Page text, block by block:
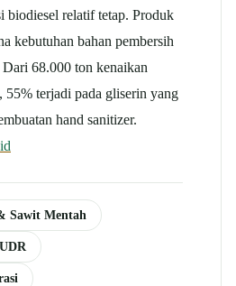
biodiesel relatif tetap. Produk
kebutuhan bahan pembersih
68.000 ton kenaikan
terjadi pada gliserin yang
hand sanitizer.
Sawit Mentah